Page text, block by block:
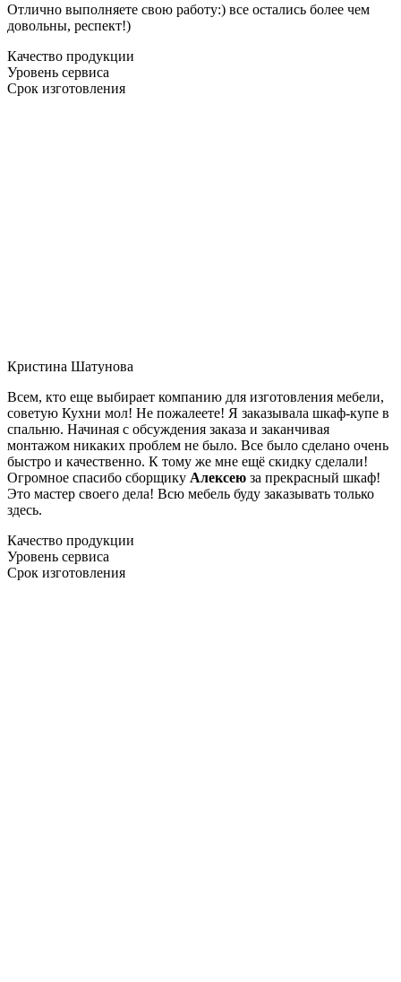
Отлично выполняете свою работу:) все остались более чем
довольны, респект!)
Качество продукции
Уровень сервиса
Срок изготовления
Кристина Шатунова
Всем, кто еще выбирает компанию для изготовления мебели,
советую Кухни мол! Не пожалеете! Я заказывала шкаф-купе в
спальню. Начиная с обсуждения заказа и заканчивая
монтажом никаких проблем не было. Все было сделано очень
быстро и качественно. К тому же мне ещё скидку сделали!
Огромное спасибо сборщику Алексею за прекрасный шкаф!
Это мастер своего дела! Всю мебель буду заказывать только
здесь.
Качество продукции
Уровень сервиса
Срок изготовления